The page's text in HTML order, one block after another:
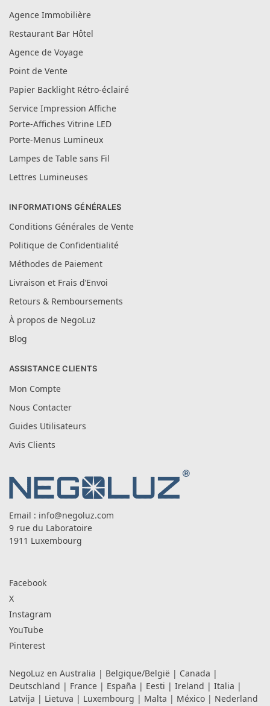
Agence Immobilière
Restaurant Bar Hôtel
Agence de Voyage
Point de Vente
Papier Backlight Rétro-éclairé
Service Impression Affiche
Porte-Affiches Vitrine LED
Porte-Menus Lumineux
Lampes de Table sans Fil
Lettres Lumineuses
INFORMATIONS GÉNÉRALES
Conditions Générales de Vente
Politique de Confidentialité
Méthodes de Paiement
Livraison et Frais d’Envoi
Retours & Remboursements
À propos de NegoLuz
Blog
ASSISTANCE CLIENTS
Mon Compte
Nous Contacter
Guides Utilisateurs
Avis Clients
Email : info@negoluz.com
9 rue du Laboratoire
1911 Luxembourg
Facebook
X
Instagram
YouTube
Pinterest
NegoLuz en Australia | Belgique/België | Canada |
Deutschland | France | España | Eesti | Ireland | Italia |
Latvija | Lietuva | Luxembourg | Malta | México | Nederland